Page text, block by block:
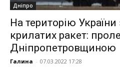
Дніпро
На територію
крилатих ракет:
Дніпропетровщиною
Галина - 07.03.2022 17:28